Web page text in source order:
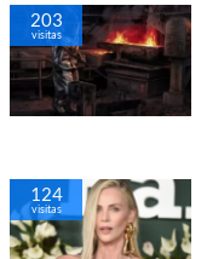
203
visitas
124
visitas